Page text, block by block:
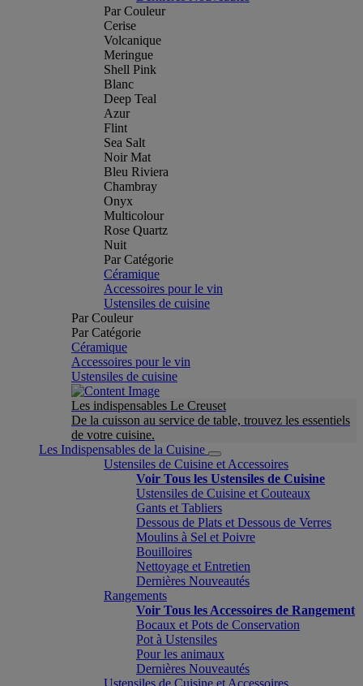
Par Couleur
Cerise
Volcanique
Meringue
Shell Pink
Blanc
Deep Teal
Azur
Flint
Sea Salt
Noir Mat
Bleu Riviera
Chambray
Onyx
Multicolour
Rose Quartz
Nuit
Par Catégorie
Céramique
Accessoires pour le vin
Ustensiles de cuisine
Par Couleur
Par Catégorie
Céramique
Accessoires pour le vin
Ustensiles de cuisine
Les indispensables Le Creuset
De la cuisson au service de table, trouvez les essentiels
de votre cuisine.
Les Indispensables de la Cuisine
Ustensiles de Cuisine et Accessoires
Voir Tous les Ustensiles de Cuisine
Ustensiles de Cuisine et Couteaux
Gants et Tabliers
Dessous de Plats et Dessous de Verres
Moulins à Sel et Poivre
Bouilloires
Nettoyage et Entretien
Dernières Nouveautés
Rangements
Voir Tous les Accessoires de Rangement
Bocaux et Pots de Conservation
Pot à Ustensiles
Pour les animaux
Dernières Nouveautés
Ustensiles de Cuisine et Accessoires